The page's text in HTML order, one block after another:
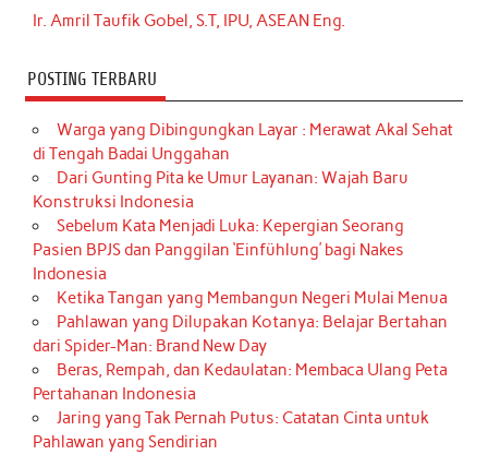
Ir. Amril Taufik Gobel, S.T, IPU, ASEAN Eng.
POSTING TERBARU
Warga yang Dibingungkan Layar : Merawat Akal Sehat
di Tengah Badai Unggahan
Dari Gunting Pita ke Umur Layanan: Wajah Baru
Konstruksi Indonesia
Sebelum Kata Menjadi Luka: Kepergian Seorang
Pasien BPJS dan Panggilan ‘Einfühlung’ bagi Nakes
Indonesia
Ketika Tangan yang Membangun Negeri Mulai Menua
Pahlawan yang Dilupakan Kotanya: Belajar Bertahan
dari Spider-Man: Brand New Day
Beras, Rempah, dan Kedaulatan: Membaca Ulang Peta
Pertahanan Indonesia
Jaring yang Tak Pernah Putus: Catatan Cinta untuk
Pahlawan yang Sendirian